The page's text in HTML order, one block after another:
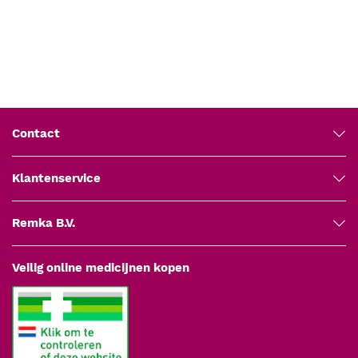
Contact
Klantenservice
Remka B.V.
Veilig online medicijnen kopen